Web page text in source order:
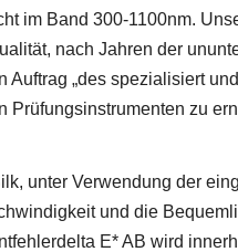
im Band 300-1100nm.
nach Jahren der
„des spezialisiert
zu
unter Verwendung der
und die
E* AB wird